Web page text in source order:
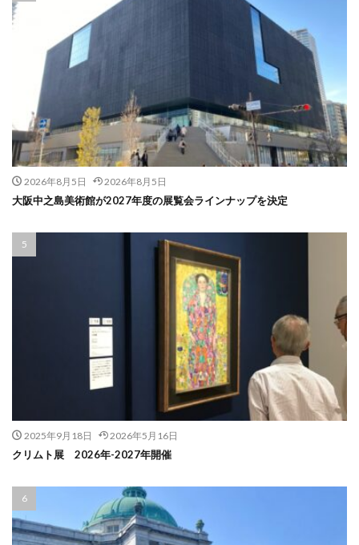
2026年8月5日 2026年8月5日
大阪中之島美術館が2027年度の展覧会ラインナップを決定
2025年9月18日 2026年5月16日
クリムト展 2026年-2027年開催